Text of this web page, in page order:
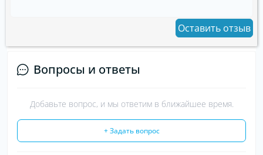
Оставить отзыв
Вопросы и ответы
Добавьте вопрос, и мы ответим в ближайшее время.
+ Задать вопрос